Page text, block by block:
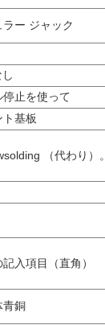
ラー ジャック
停止を使って
ト基板
（代わり）。
入項目（直角）
青銅